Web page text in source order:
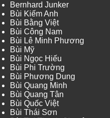
Bernhard Junker
Bùi Kiếm Anh
Bùi Bằng Việt
Bùi Công Nam
Bùi Lê Minh Phương
Bùi Mỹ
Bùi Ngọc Hiếu
Bùi Phi Trường
Bùi Phương Dung
Bùi Quang Minh
Bùi Quang Tân
Bùi Quốc Việt
Bùi Thái Sơn